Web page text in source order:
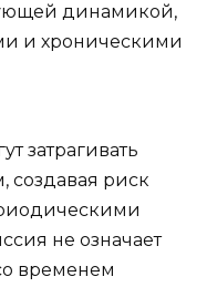
динамикой,
и хроническими
затрагивать
создавая риск
не означает
временем